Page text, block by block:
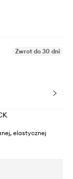
Zwrot do 30 dni
elastycznej